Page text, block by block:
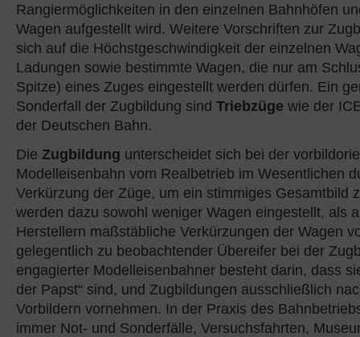
Rangiermöglichkeiten in den einzelnen Bahnhöfen
Wagen aufgestellt wird. Weitere Vorschriften zur
sich auf die Höchstgeschwindigkeit der einzelnen
Ladungen sowie bestimmte Wagen, die nur am
Spitze) eines Zuges eingestellt werden dürfen. Ein
Sonderfall der Zugbildung sind Triebzüge wie der
der Deutschen Bahn.
Die Zugbildung unterscheidet sich bei der
Modelleisenbahn vom Realbetrieb im Wesentlichen
Verkürzung der Züge, um ein stimmiges Gesamtbild
werden dazu sowohl weniger Wagen eingestellt, als
Herstellern maßstäbliche Verkürzungen der Wagen
gelegentlich zu beobachtender Übereifer bei der
engagierter Modelleisenbahner besteht darin, dass
der Papst“ sind, und Zugbildungen ausschließlich
Vorbildern vornehmen. In der Praxis des
immer Not- und Sonderfälle, Versuchsfahrten,